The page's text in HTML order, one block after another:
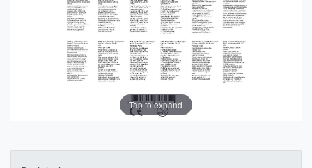
Tap to expand